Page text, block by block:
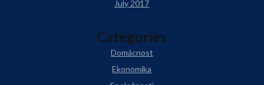
July 2017
Categories
Domácnost
Ekonomika